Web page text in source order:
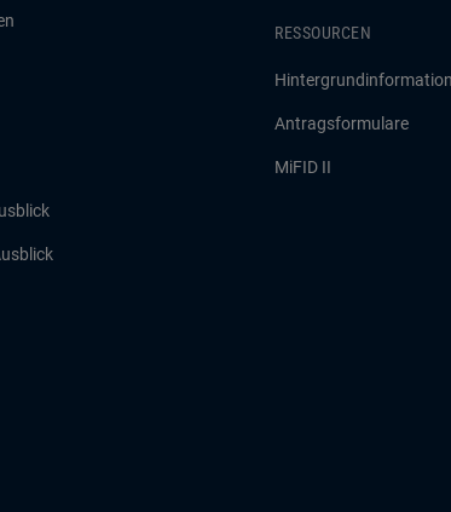
RESSOURCEN
Antragsformulare
MiFID II